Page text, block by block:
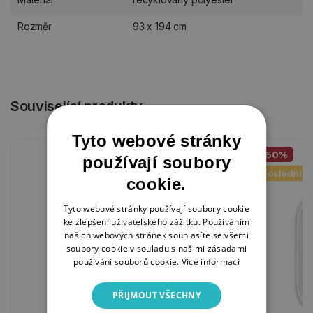
Rozměr 93 x 194 cm
Související produkty
-50%
Poslední
Tyto webové stránky
používají soubory
cookie.
Tyto webové stránky používají soubory cookie
ke zlepšení uživatelského zážitku. Používáním
našich webových stránek souhlasíte se všemi
soubory cookie v souladu s našimi zásadami
používání souborů cookie. Více informací
PŘIJMOUT VŠECHNY